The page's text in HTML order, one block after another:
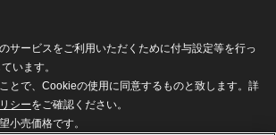
サービスをご利用いただくために付与設定等を行っ
います。
とで、Cookieの使用に同意するものと致します。詳
シーをご確認ください。
小売価格です。